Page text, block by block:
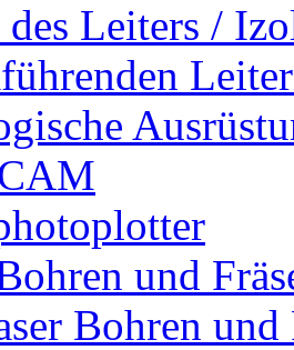
Leiters /
und
Bohren und